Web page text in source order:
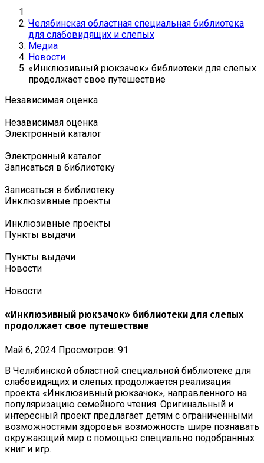
Челябинская областная специальная библиотека
для слабовидящих и слепых
Медиа
Новости
«Инклюзивный рюкзачок» библиотеки для слепых
продолжает свое путешествие
Независимая оценка
Независимая оценка
Электронный каталог
Электронный каталог
Записаться в библиотеку
Записаться в библиотеку
Инклюзивные проекты
Инклюзивные проекты
Пункты выдачи
Пункты выдачи
Новости
Новости
«Инклюзивный рюкзачок» библиотеки для слепых
продолжает свое путешествие
Май 6, 2024 Просмотров: 91
В Челябинской областной специальной библиотеке для
слабовидящих и слепых продолжается реализация
проекта «Инклюзивный рюкзачок», направленного на
популяризацию семейного чтения. Оригинальный и
интересный проект предлагает детям с ограниченными
возможностями здоровья возможность шире познавать
окружающий мир с помощью специально подобранных
книг и игр.